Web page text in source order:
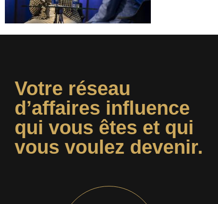
Votre réseau
d’affaires influence
qui vous êtes et qui
vous voulez devenir.